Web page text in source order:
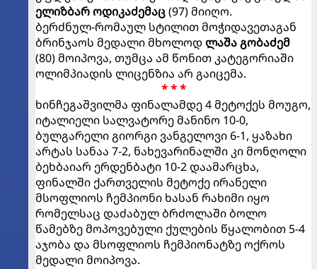
ელიზბარ ოდიკაძემაც(97) მიიღო.
ბერძნულ-რომაულ სტილით მოჭიდავეთაგან
ბრინჯაოს მედალი მხოლოდ ლაშა გობაძემ
(80) მოიპოვა, თუმცა ამ წონით კატეგორიაში
ოლიმპიადის ლიცენზია არ გაიცემა.
* * *
ხინჩეგაშვილმა ფინალამდე 4 მეტოქეს მოუგო,
იტალიელი სალვატორე მანინო 10-0,
ბულგარელი გიორგი ვანგელოვი 6-1, ყაზახი
არტას სანაა 7-2, ნახევარინალში კი მონღოლი
ბეხბაიარ ერდენბატი 10-2 დაამარცხა,
ფინალში ქართველის მეტოქე ირანელი
მსოფლიოს ჩემპიონი ხასან რახიმი იყო
რომელსაც დაძაბულ ბრძოლაში ბოლო
წამებზე მოპოვებული ქულების წყალობით 5-4
აჯობა და მსოფლიოს ჩემპიონატზე ოქროს
მედალი მოიპოვა.